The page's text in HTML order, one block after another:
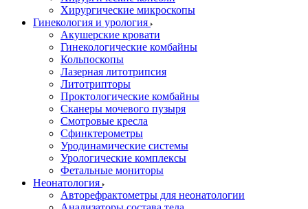
Хирургические микроскопы
Гинекология и урология
Акушерские кровати
Гинекологические комбайны
Кольпоскопы
Лазерная литотрипсия
Литотрипторы
Проктологические комбайны
Сканеры мочевого пузыря
Смотровые кресла
Сфинктерометры
Уродинамические системы
Урологические комплексы
Фетальные мониторы
Неонатология
Авторефрактометры для неонатологии